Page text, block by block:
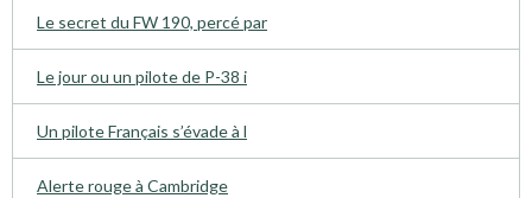
Le secret du FW 190, percé par
Le jour ou un pilote de P-38 i
Un pilote Français s’évade à l
Alerte rouge à Cambridge